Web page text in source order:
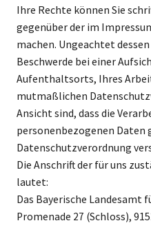
Ihre Rechte können Sie
gegenüber der im
machen. Ungeachtet
Beschwerde bei einer
Aufenthaltsorts, Ihres
mutmaßlichen
Ansicht sind, dass die
personenbezogenen Daten
Datenschutzverordnung
Die Anschrift der für uns
lautet:
Das Bayerische Landesamt
Promenade 27 (Schloss),